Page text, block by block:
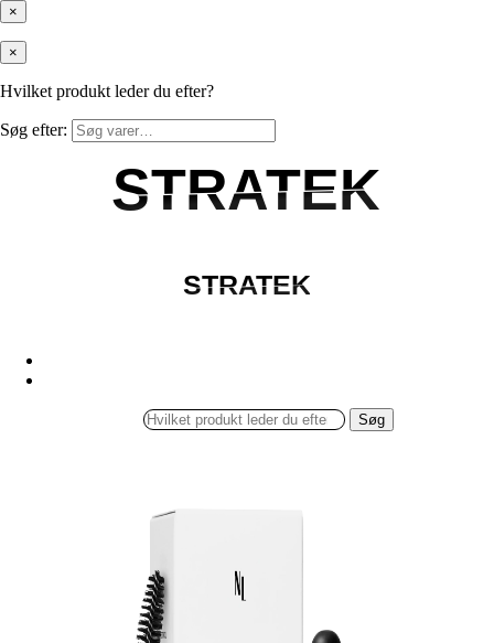
×
×
Hvilket produkt leder du efter?
Søg efter:
STRATEK
STRATEK
STRATEK
STRATEK
Søg